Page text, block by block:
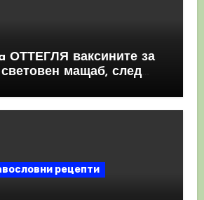
ОТТЕГЛЯ ваксините за
световен мащаб, след
рецепти